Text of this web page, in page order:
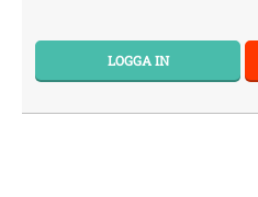
LOGGA IN